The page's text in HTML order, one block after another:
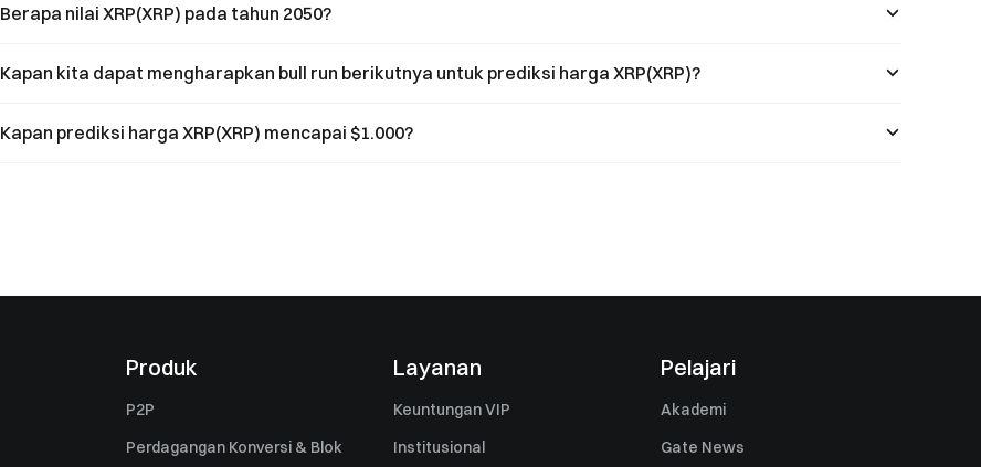
Berapa nilai XRP(XRP) pada tahun 2050?
Kapan kita dapat mengharapkan bull run berikutnya untuk prediksi harga XRP(XRP)?
Kapan prediksi harga XRP(XRP) mencapai $1.000?
Produk
P2P
Perdagangan Konversi & Blok
Layanan
Keuntungan VIP
Institusional
Pelajari
Akademi
Gate News